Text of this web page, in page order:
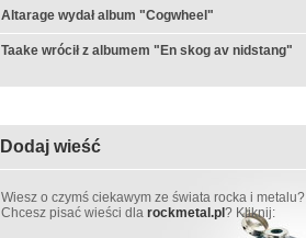
Altarage wydał album "Cogwheel"
Taake wrócił z albumem "En skog av nidstang"
Dodaj wieść
Wiesz o czymś ciekawym ze świata rocka i metalu?
Chcesz pisać wieści dla rockmetal.pl ? Kliknij: